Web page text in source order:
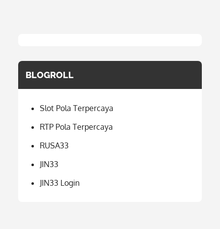
BLOGROLL
Slot Pola Terpercaya
RTP Pola Terpercaya
RUSA33
JIN33
JIN33 Login